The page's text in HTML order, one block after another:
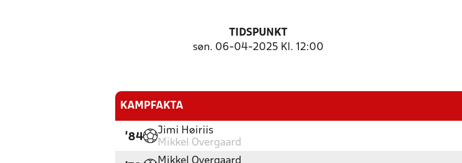
TIDSPUNKT
søn. 06-04-2025 Kl. 12:00
KAMPFAKTA
'84
Jimi Høiriis
Mikkel Overgaard